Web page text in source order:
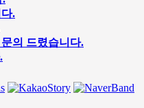
.
의 드렸습니다.